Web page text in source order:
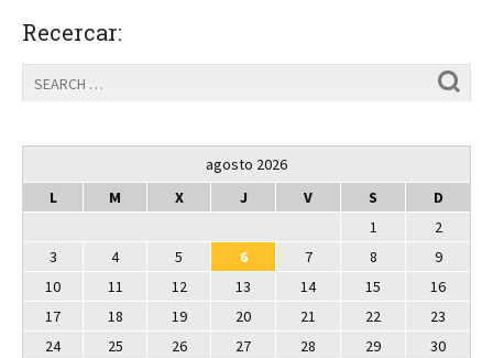
Recercar:
agosto 2026
L
M X J V S
D
1
2
3
4 5 6 7 8
9
10
11 12 13 14 15
16
17
18 19 20 21 22
23
24
25 26 27 28 29
30